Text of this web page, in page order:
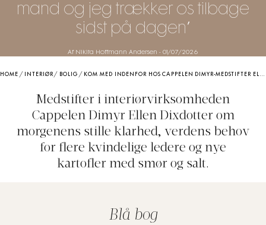
mand og jeg trækker os tilbage
sidst på dagen”
Af Nikita Hoffmann Andersen - 01/07/2026
HOME / INTERIØR/ BOLIG / KOM MED INDENFOR HOS CAPPELEN DIMYR-MEDSTIFTER ELLEN DIXDOTTER I MALMÖ: “FAVORITRUMMET I MIT HJEM ER VORES LILLE BIBLIOTEK, HVOR MIN MAND OG JEG TRÆKKER OS TILBAGE SIDST PÅ DAGEN”
Medstifter i interiørvirksomheden
Cappelen Dimyr Ellen Dixdotter om
morgenens stille klarhed, verdens behov
for flere kvindelige ledere og nye
kartofler med smør og salt.
Blå bog